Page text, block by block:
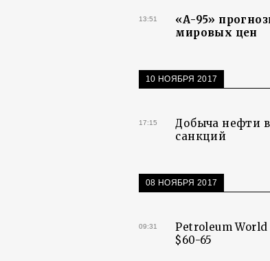
13:51
«А-95»
мировых цен
10 НОЯБРЯ 2017
17:15
Добыча нефти
санкций
08 НОЯБРЯ 2017
09:31
Petroleum World
$60-65